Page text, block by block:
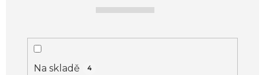
Na skladě 4